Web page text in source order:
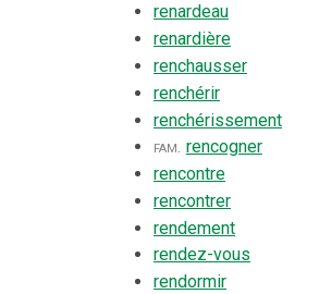
renardeau
renardière
renchausser
renchérir
renchérissement
fam. rencogner
rencontre
rencontrer
rendement
rendez-vous
rendormir